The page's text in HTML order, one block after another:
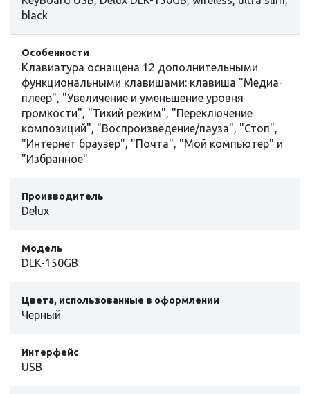
black
Особенности
Клавиатура оснащена 12 дополнительными
функциональными клавишами: клавиша "Медиа-
плеер", "Увеличение и уменьшение уровня
громкости", "Тихий режим", "Переключение
композиций", "Воспроизведение/пауза", "Стоп",
"Интернет браузер", "Почта", "Мой компьютер" и
"Избранное"
Производитель
Delux
Модель
DLK-150GB
Цвета, использованные в оформлении
Черный
Интерфейс
USB